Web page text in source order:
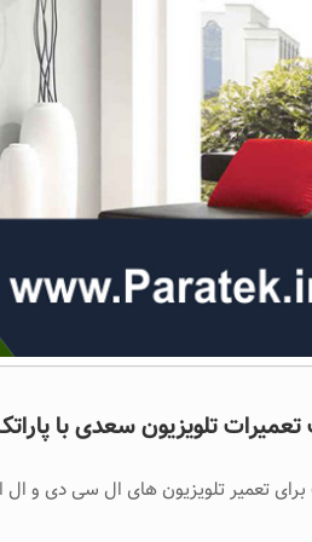
تلویزیون سعدی با
تعمیر تلویزیون های ال سی دی و ال